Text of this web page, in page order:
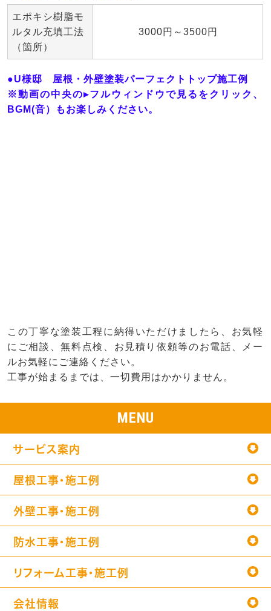
エポキシ樹脂モ
ルタル充填工法
（箇所）
3000円～3500円
●U様邸 屋根・外壁塗装パーフェクトトップ施工例
※動画の中央の▸フルウィンドウで見るをクリック、
BGM(音）もお楽しみください。
この丁寧な塗装工程に納得いただけましたら、お気軽
にご相談、無料点検、お見積り依頼等のお電話、メー
ルお気軽にご連絡ください。
工事が始まるまでは、一切費用はかかりません。
MENU
サービス案内
屋根工事・施工例
外壁工事・施工例
防水工事・施工例
リフォーム工事・施工例
会社情報